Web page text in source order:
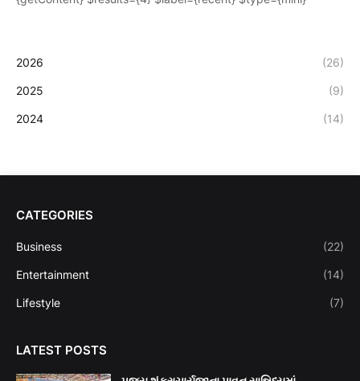
2026 (26)
2025 (9)
2024 (14)
CATEGORIES
Business (22)
Entertainment (14)
Lifestyle (7)
LATEST POSTS